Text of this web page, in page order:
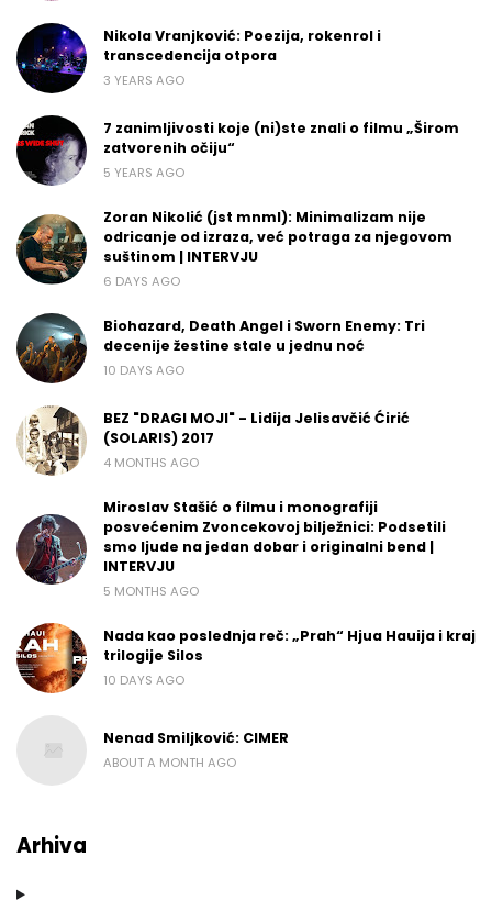
Nikola Vranjković: Poezija, rokenrol i
transcedencija otpora
3 YEARS AGO
7 zanimljivosti koje (ni)ste znali o filmu „Širom
zatvorenih očiju“
5 YEARS AGO
Zoran Nikolić (jst mnml): Minimalizam nije
odricanje od izraza, već potraga za njegovom
suštinom | INTERVJU
6 DAYS AGO
Biohazard, Death Angel i Sworn Enemy: Tri
decenije žestine stale u jednu noć
10 DAYS AGO
BEZ "DRAGI MOJI" - Lidija Jelisavčić Ćirić
(SOLARIS) 2017
4 MONTHS AGO
Miroslav Stašić o filmu i monografiji
posvećenim Zvoncekovoj bilježnici: Podsetili
smo ljude na jedan dobar i originalni bend |
INTERVJU
5 MONTHS AGO
Nada kao poslednja reč: „Prah“ Hjua Hauija i kraj
trilogije Silos
10 DAYS AGO
Nenad Smiljković: CIMER
ABOUT A MONTH AGO
Arhiva